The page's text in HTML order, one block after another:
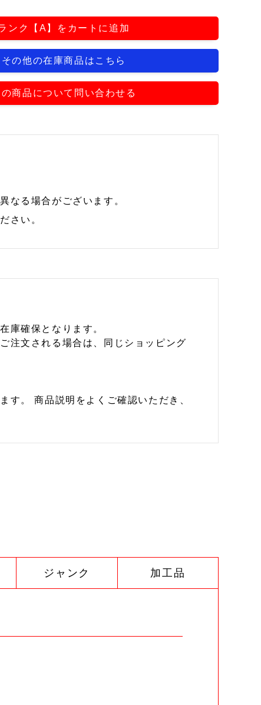
ンク【A】をカートに追加
その他の在庫商品はこちら
の商品について問い合わせる
なる場合がございます。
さい。
庫確保となります。
注文される場合は、同じショッピング
す。 商品説明をよくご確認いただき、
ジャンク 加工品